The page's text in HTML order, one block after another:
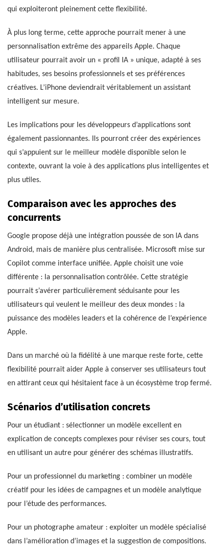
qui exploiteront pleinement cette flexibilité.
À plus long terme, cette approche pourrait mener à une
personnalisation extrême des appareils Apple. Chaque
utilisateur pourrait avoir un « profil IA » unique, adapté à ses
habitudes, ses besoins professionnels et ses préférences
créatives. L’iPhone deviendrait véritablement un assistant
intelligent sur mesure.
Les implications pour les développeurs d’applications sont
également passionnantes. Ils pourront créer des expériences
qui s’appuient sur le meilleur modèle disponible selon le
contexte, ouvrant la voie à des applications plus intelligentes et
plus utiles.
Comparaison avec les approches des
concurrents
Google propose déjà une intégration poussée de son IA dans
Android, mais de manière plus centralisée. Microsoft mise sur
Copilot comme interface unifiée. Apple choisit une voie
différente : la personnalisation contrôlée. Cette stratégie
pourrait s’avérer particulièrement séduisante pour les
utilisateurs qui veulent le meilleur des deux mondes : la
puissance des modèles leaders et la cohérence de l’expérience
Apple.
Dans un marché où la fidélité à une marque reste forte, cette
flexibilité pourrait aider Apple à conserver ses utilisateurs tout
en attirant ceux qui hésitaient face à un écosystème trop fermé.
Scénarios d’utilisation concrets
Pour un étudiant : sélectionner un modèle excellent en
explication de concepts complexes pour réviser ses cours, tout
en utilisant un autre pour générer des schémas illustratifs.
Pour un professionnel du marketing : combiner un modèle
créatif pour les idées de campagnes et un modèle analytique
pour l’étude des performances.
Pour un photographe amateur : exploiter un modèle spécialisé
dans l’amélioration d’images et la suggestion de compositions.